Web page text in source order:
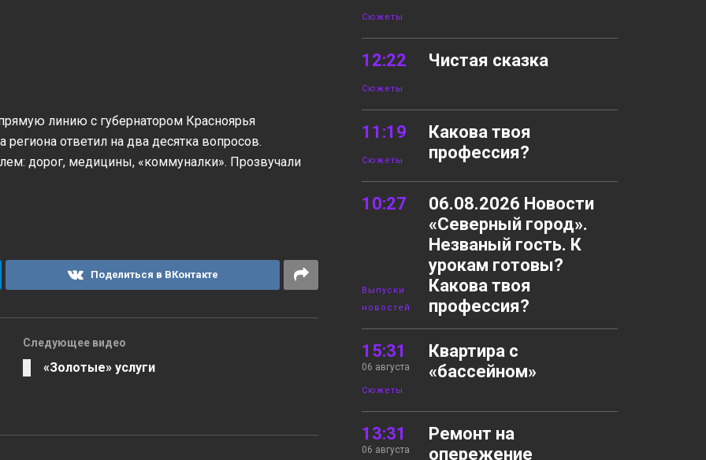
линию с губернатором Красноярья
ответил на два десятка вопросов.
дорог, медицины, «коммуналки». Прозвучали
Поделиться в ВКонтакте
Следующее видео
«Золотые» услуги
Сюжеты
12:22
Сюжеты
Чистая сказка
11:19
Сюжеты
Какова твоя
профессия?
10:27
Выпуски
новостей
06.08.2026 Новости
«Северный город».
Незваный гость. К
урокам готовы?
Какова твоя
профессия?
15:31
06 августа
Сюжеты
Квартира с
«бассейном»
13:31
06 августа
Ремонт на
опережение